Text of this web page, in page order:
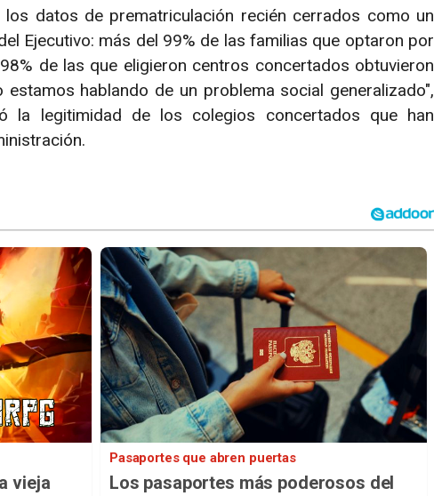
datos de prematriculación recién cerrados como un
Ejecutivo: más del 99% de las familias que optaron por
de las que eligieron centros concertados obtuvieron
hablando de un problema social generalizado",
la legitimidad de los colegios concertados que han
vieja
Pasaportes que abren puertas
Los pasaportes más poderosos del